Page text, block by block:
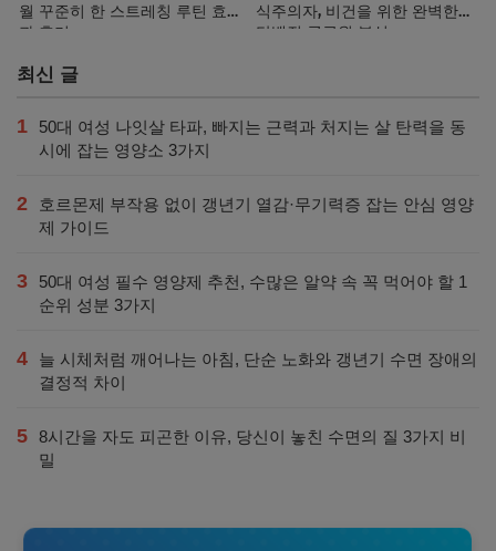
월 꾸준히 한 스트레칭 루틴 효
과 후기
식주의자, 비건을 위한 완벽한
단백질 공급원 분석
최신 글
1
50대 여성 나잇살 타파, 빠지는 근력과 처지는 살 탄력을 동
시에 잡는 영양소 3가지
2
호르몬제 부작용 없이 갱년기 열감·무기력증 잡는 안심 영양
제 가이드
3
50대 여성 필수 영양제 추천, 수많은 알약 속 꼭 먹어야 할 1
순위 성분 3가지
4
늘 시체처럼 깨어나는 아침, 단순 노화와 갱년기 수면 장애의
결정적 차이
5 8시간을 자도 피곤한 이유, 당신이 놓친 수면의 질 3가지 비
밀